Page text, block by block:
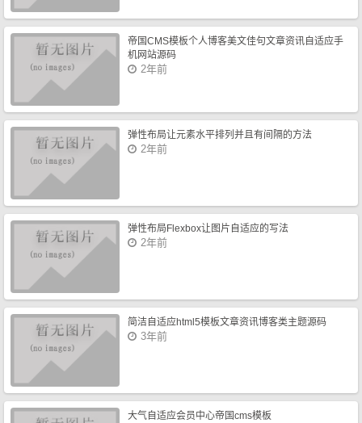
帝国CMS模板个人博客美文佳句文章资讯自适应手
机网站源码
2年前
弹性布局让元素水平排列并且有间隔的方法
2年前
弹性布局Flexbox让图片自适应的写法
2年前
简洁自适应html5模板文章资讯博客类主题源码
3年前
大气自适应会员中心帝国cms模板